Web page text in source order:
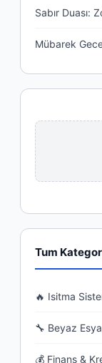
Sabır Duası:
Mübarek
Tum
🔥 Isitma
🔧 Beyaz
💰 Finans &